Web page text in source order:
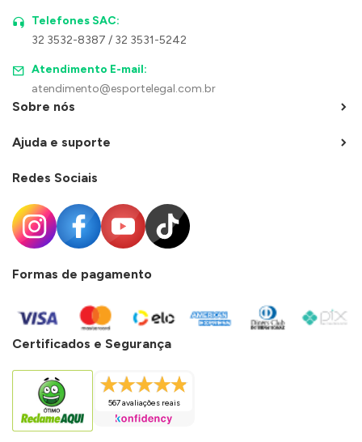
Telefones SAC:
32 3532-8387 / 32 3531-5242
Atendimento E-mail:
atendimento@esportelegal.com.br
Sobre nós
Ajuda e suporte
Redes Sociais
Formas de pagamento
Certificados e Segurança
567 avaliações reais